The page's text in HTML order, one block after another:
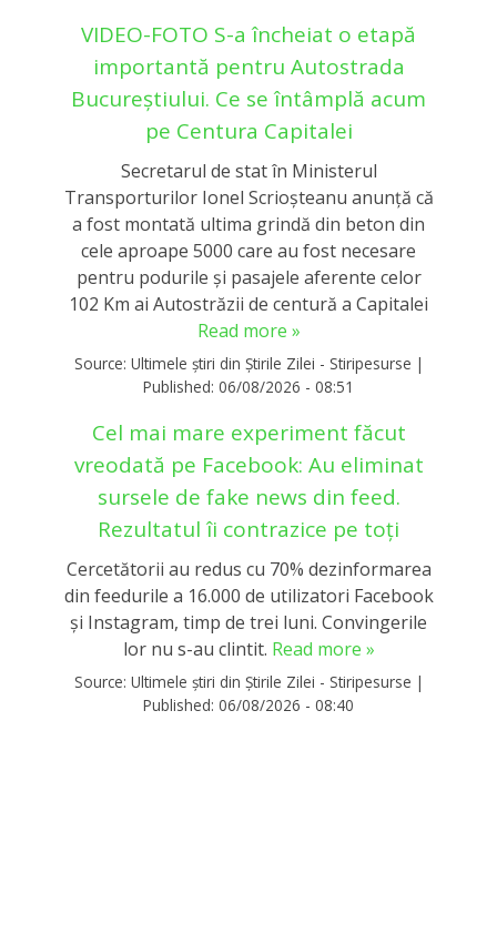
VIDEO-FOTO S-a încheiat o etapă
importantă pentru Autostrada
Bucureștiului. Ce se întâmplă acum
pe Centura Capitalei
Secretarul de stat în Ministerul
Transporturilor Ionel Scrioşteanu anunţă că
a fost montată ultima grindă din beton din
cele aproape 5000 care au fost necesare
pentru podurile şi pasajele aferente celor
102 Km ai Autostrăzii de centură a Capitalei
Read more »
Source: Ultimele știri din Știrile Zilei - Stiripesurse |
Published: 06/08/2026 - 08:51
Cel mai mare experiment făcut
vreodată pe Facebook: Au eliminat
sursele de fake news din feed.
Rezultatul îi contrazice pe toți
Cercetătorii au redus cu 70% dezinformarea
din feedurile a 16.000 de utilizatori Facebook
și Instagram, timp de trei luni. Convingerile
lor nu s-au clintit. Read more »
Source: Ultimele știri din Știrile Zilei - Stiripesurse |
Published: 06/08/2026 - 08:40